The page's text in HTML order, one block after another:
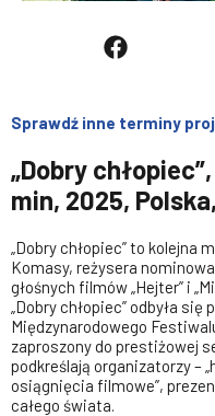
Sprawdź inne terminy
„Dobry
min, 2025,
„Dobry chłopiec” to kolejna
Komasy, reżysera
głośnych filmów „Hejter” i
„Dobry chłopiec” odbyła
Międzynarodowego
zaproszony do prestiżowej
podkreślają organizatorzy –
osiągnięcia filmowe”,
całego świata.